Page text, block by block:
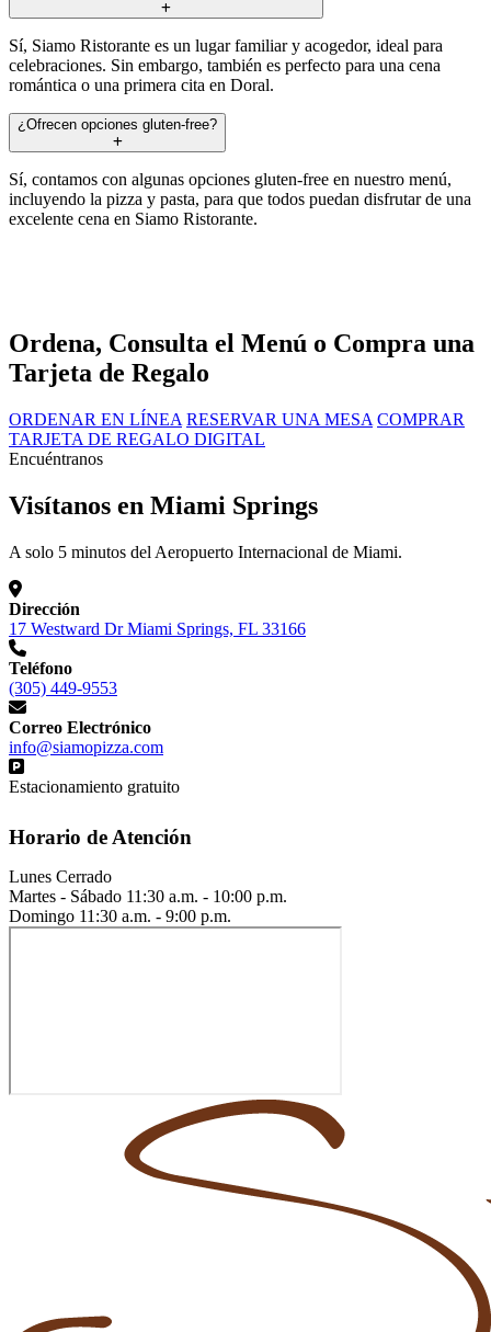
Sí, Siamo Ristorante es un lugar familiar y acogedor, ideal para
celebraciones. Sin embargo, también es perfecto para una cena
romántica o una primera cita en Doral.
¿Ofrecen opciones gluten-free?
Sí, contamos con algunas opciones gluten-free en nuestro menú,
incluyendo la pizza y pasta, para que todos puedan disfrutar de una
excelente cena en Siamo Ristorante.
Ordena, Consulta el Menú o Compra una
Tarjeta de Regalo
ORDENAR EN LÍNEA RESERVAR UNA MESA COMPRAR
TARJETA DE REGALO DIGITAL
Encuéntranos
Visítanos en Miami Springs
A solo 5 minutos del Aeropuerto Internacional de Miami.
Dirección
17 Westward Dr Miami Springs, FL 33166
Teléfono
(305) 449-9553
Correo Electrónico
info@siamopizza.com
Estacionamiento gratuito
Horario de Atención
Lunes Cerrado
Martes - Sábado 11:30 a.m. - 10:00 p.m.
Domingo 11:30 a.m. - 9:00 p.m.